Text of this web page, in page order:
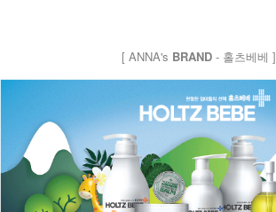
[ ANNA's BRAND - 홀츠베베 ]